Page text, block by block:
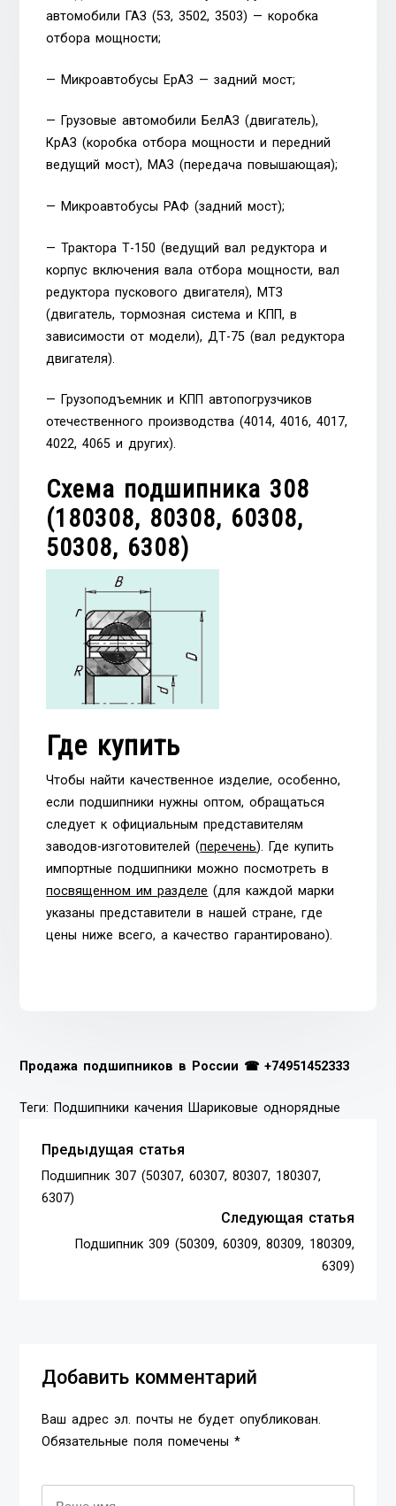
автомобили ГАЗ (53, 3502, 3503) — коробка
отбора мощности;
— Микроавтобусы ЕрАЗ — задний мост;
— Грузовые автомобили БелАЗ (двигатель),
КрАЗ (коробка отбора мощности и передний
ведущий мост), МАЗ (передача повышающая);
— Микроавтобусы РАФ (задний мост);
— Трактора Т-150 (ведущий вал редуктора и
корпус включения вала отбора мощности, вал
редуктора пускового двигателя), МТЗ
(двигатель, тормозная система и КПП, в
зависимости от модели), ДТ-75 (вал редуктора
двигателя).
— Грузоподъемник и КПП автопогрузчиков
отечественного производства (4014, 4016, 4017,
4022, 4065 и других).
Схема подшипника 308
(180308, 80308, 60308,
50308, 6308)
Где купить
Чтобы найти качественное изделие, особенно,
если подшипники нужны оптом, обращаться
следует к официальным представителям
заводов-изготовителей (перечень). Где купить
импортные подшипники можно посмотреть в
посвященном им разделе (для каждой марки
указаны представители в нашей стране, где
цены ниже всего, а качество гарантировано).
Продажа подшипников в России ☎+74951452333
Теги: Подшипники качения Шариковые однорядные
Предыдущая статья
Подшипник 307 (50307, 60307, 80307, 180307,
6307)
Следующая статья
Подшипник 309 (50309, 60309, 80309, 180309,
6309)
Добавить комментарий
Ваш адрес эл. почты не будет опубликован.
Обязательные поля помечены *